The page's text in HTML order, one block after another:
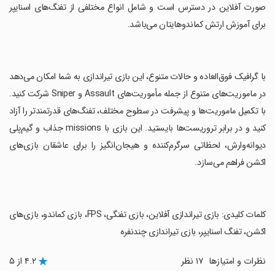
صورت آفلاین در دسترس است و شامل انواع مختلفی از تفنگ‌های اسنایپر
برای آموزش ارتش کماندوهایتان می‌باشد.
‏با گرافیک فوق‌العاده و حالات متنوع، این بازی تیراندازی به شما امکان می‌دهد
در ماموریت‌های متنوع از جمله مأموریت‌های Assault و Sniper شرکت کنید.
با تکمیل ماموریت‌ها و پیشرفت در سطوح مختلف، تفنگ‌های قدرتمندتر را آزاد
کنید و در برابر تروریست‌ها بایستید. این بازی با missions جذاب و گیم‌پلی
دیوانه‌وارش، لحظاتی سرگرم‌کننده و هیجان‌انگیز را برای عاشقان بازی‌های
اکشن فراهم می‌سازد.
‏کلمات کلیدی: بازی تیراندازی آفلاین، بازی تفنگی، FPS، بازی کماندو، بازی‌های
اکشن، تفنگ اسنایپر، بازی تیراندازی چندنفره
نظرات و امتیازها ۴.۲ از ۵